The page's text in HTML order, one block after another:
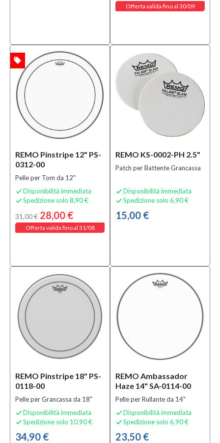
Batterie e
Percussioni
(1)
MOSTRA
TUTTI
Sottocategoria
per
Batterie
Custodie
per
Percussioni
(1)
Condizione
Nuovo
(750)
0,00 €
690,00 €
Serie
Offerta valida fino al 30/09
REMO Pinstripe 12" PS-
0312-00
Pelle per Tom da 12"
 Disponibilità immediata
 Spedizione solo 8,90 €
31,00 € 28,00 €
Offerta valida fino al 31/08
local_offer
REMO KS-0002-PH 2.5"
Patch per Battente Grancassa
 Disponibilità immediata
 Spedizione solo 6,90 €
15,00 €
REMO Pinstripe 18" PS-
0118-00
Pelle per Grancassa da 18"
 Disponibilità immediata
 Spedizione solo 10,90 €
34,90 €
REMO Ambassador
Haze 14" SA-0114-00
Pelle per Rullante da 14"
 Disponibilità immediata
 Spedizione solo 6,90 €
23,50 €